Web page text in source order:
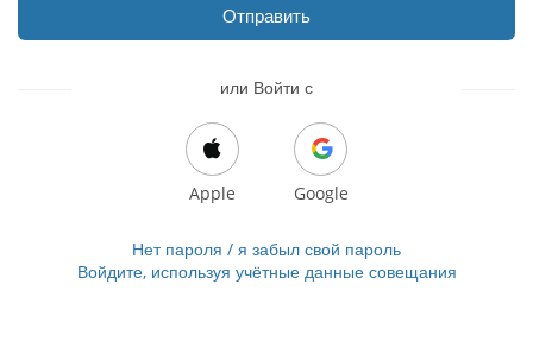
Отправить
или Войти с
Apple Google
Нет пароля / я забыл свой пароль
Войдите, используя учётные данные совещания